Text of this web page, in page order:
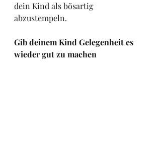
dein Kind als bösartig
abzustempeln.
Gib deinem Kind Gelegenheit es
wieder gut zu machen